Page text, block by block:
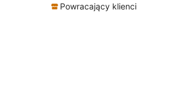
Powracający klienci